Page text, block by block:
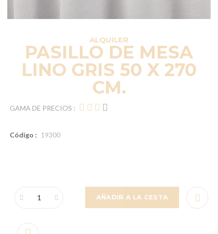
ALQUILER
PASILLO DE MESA
LINO GRIS 50 X 270
CM.
GAMA DE PRECIOS :
Código : 19300
AÑADIR A LA CESTA